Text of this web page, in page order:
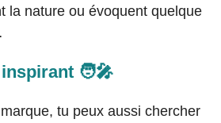
la nature ou évoquent quelque
🧑‍🎤
tu peux aussi chercher